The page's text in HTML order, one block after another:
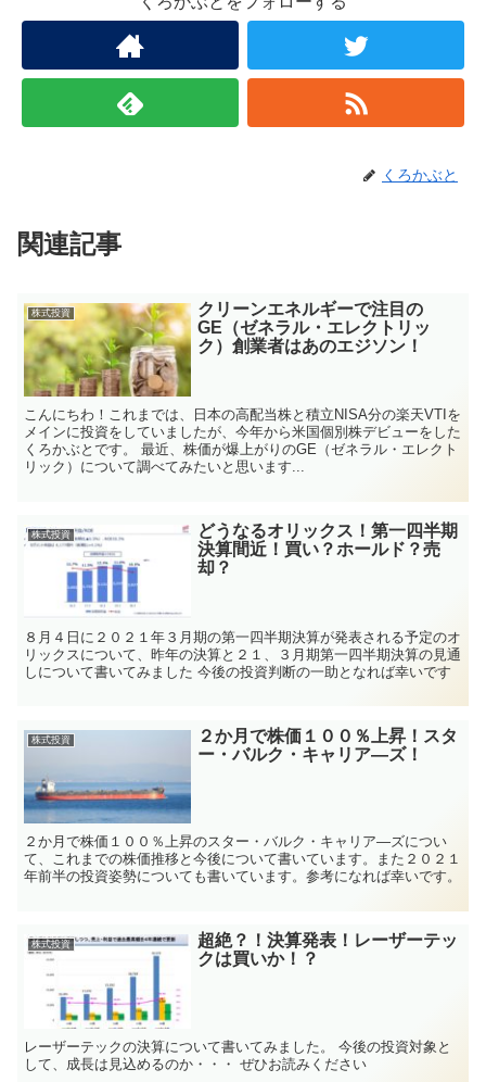
くろかぶと
関連記事
株式投資
クリーンエネルギーで注目の
GE（ゼネラル・エレクトリッ
ク）創業者はあのエジソン！
こんにちわ！これまでは、日本の高配当株と積立NISA分の楽天VTIを
メインに投資をしていましたが、今年から米国個別株デビューをした
くろかぶとです。 最近、株価が爆上がりのGE（ゼネラル・エレクト
リック）について調べてみたいと思います...
株式投資
どうなるオリックス！第一四半期
決算間近！買い？ホールド？売
却？
８月４日に２０２１年３月期の第一四半期決算が発表される予定のオ
リックスについて、昨年の決算と２１、３月期第一四半期決算の見通
しについて書いてみました 今後の投資判断の一助となれば幸いです
株式投資
２か月で株価１００％上昇！スタ
ー・バルク・キャリア―ズ！
２か月で株価１００％上昇のスター・バルク・キャリア―ズについ
て、これまでの株価推移と今後について書いています。また２０２１
年前半の投資姿勢についても書いています。参考になれば幸いです。
株式投資
超絶？！決算発表！レーザーテッ
クは買いか！？
レーザーテックの決算について書いてみました。 今後の投資対象と
して、成長は見込めるのか・・・ ぜひお読みください